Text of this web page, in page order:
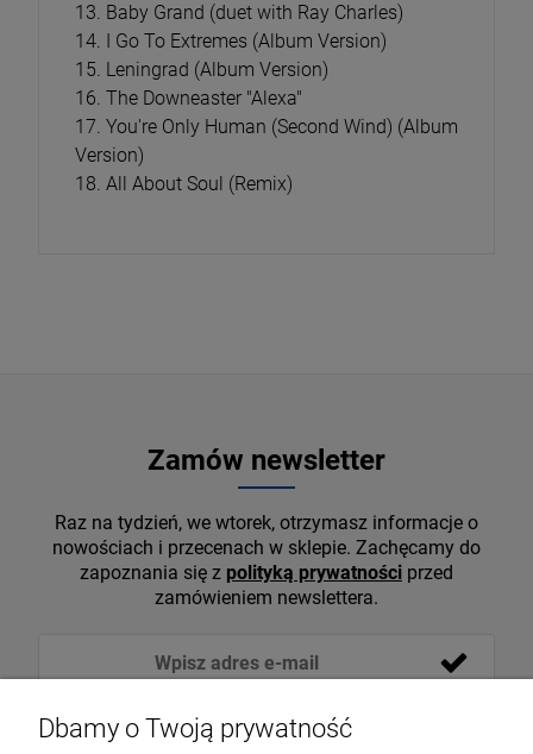
13. Baby Grand (duet with Ray Charles)
14. I Go To Extremes (Album Version)
15. Leningrad (Album Version)
16. The Downeaster "Alexa"
17. You're Only Human (Second Wind) (Album
Version)
18. All About Soul (Remix)
Zamów newsletter
Raz na tydzień, we wtorek, otrzymasz informacje o
nowościach i przecenach w sklepie. Zachęcamy do
zapoznania się z polityką prywatności przed
zamówieniem newslettera.
Dbamy o Twoją prywatność